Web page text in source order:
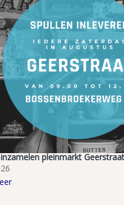
pleinmarkt Geerstraat